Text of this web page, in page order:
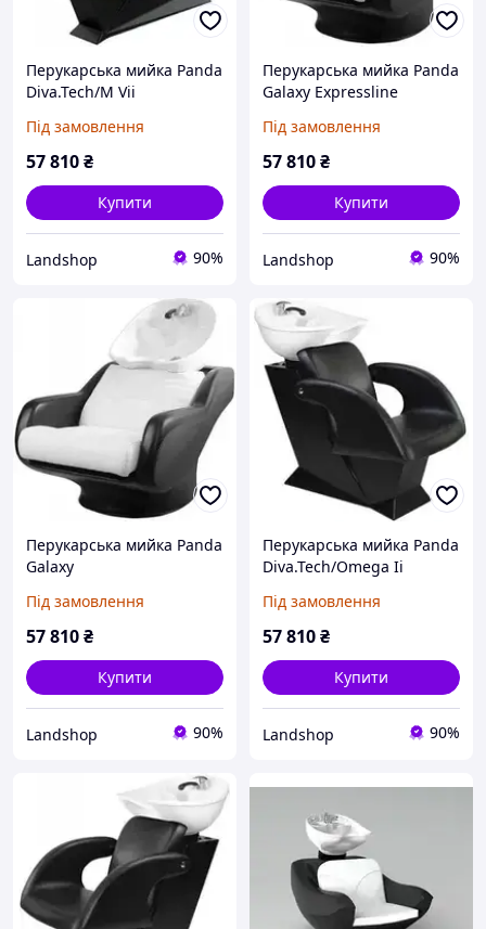
Перукарська мийка Panda
Diva.Tech/M Vii
Під замовлення
57 810₴
Купити
Landshop 90%
Перукарська мийка Panda
Galaxy Expressline
Під замовлення
57 810₴
Купити
Landshop 90%
Перукарська мийка Panda
Galaxy
Під замовлення
57 810₴
Купити
Landshop 90%
Перукарська мийка Panda
Diva.Tech/Omega Ii
Під замовлення
57 810₴
Купити
Landshop 90%